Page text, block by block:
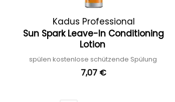
Kadus Professional
Sun Spark Leave-In Conditioning
Lotion
spülen kostenlose schützende Spülung
7,07 €